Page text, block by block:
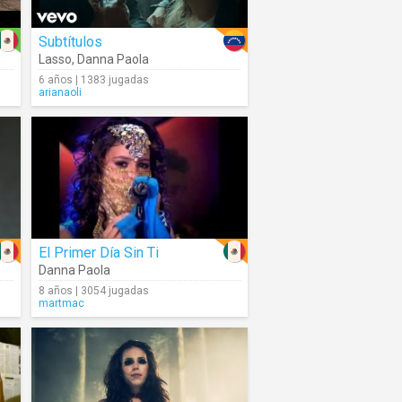
Subtítulos
Lasso, Danna Paola
6 años | 1383 jugadas
arianaoli
El Primer Día Sin Ti
Danna Paola
8 años | 3054 jugadas
martmac